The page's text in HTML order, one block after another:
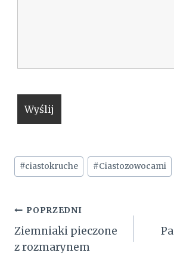
Tagi
wpisu:
#ciastokruche #Ciastozowocami
Nawigacja
wpisu
POPRZEDNI
Ziemniaki pieczone
z rozmarynem